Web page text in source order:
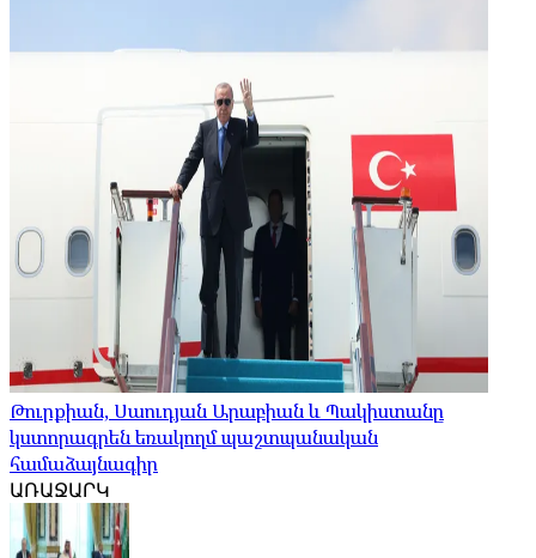
Թուրքիան, Սաուդյան Արաբիան և Պակիստանը
կստորագրեն եռակողմ պաշտպանական
համաձայնագիր
ԱՌԱՋԱՐԿ